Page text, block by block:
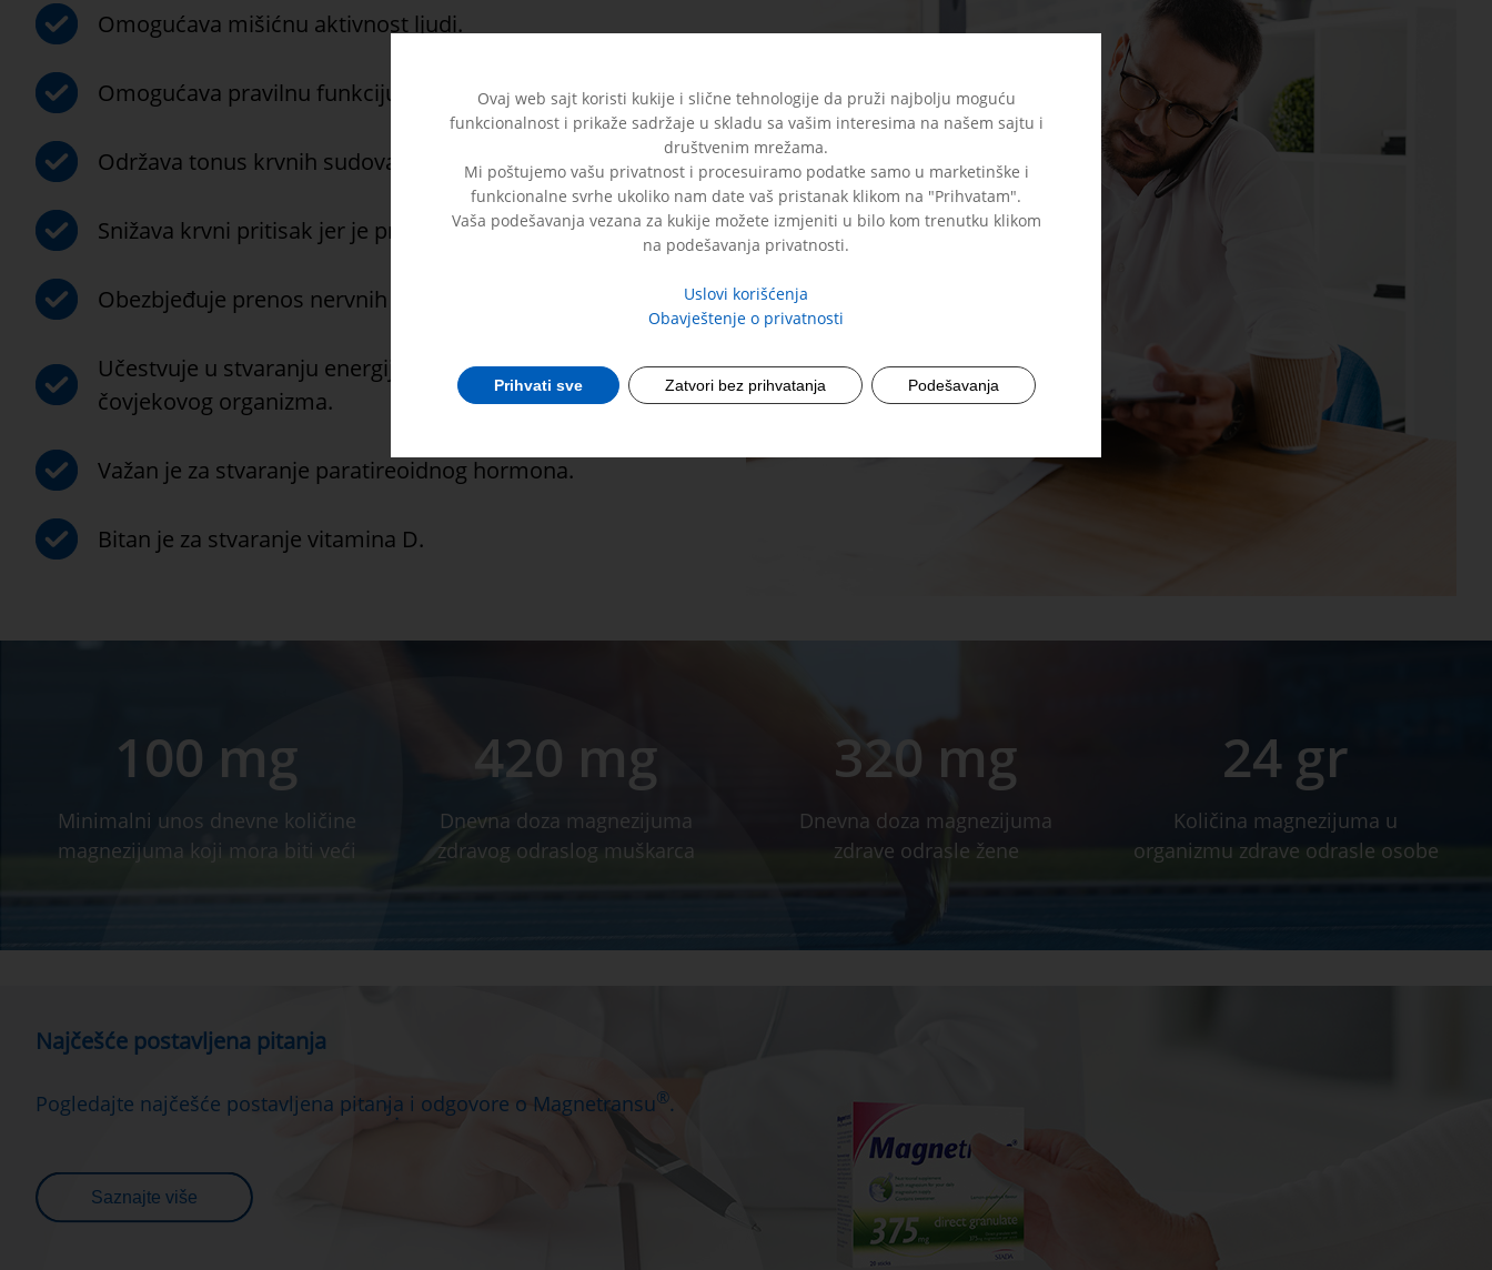
Omogućava mišićnu aktivnost ljudi.
Omogućava pravilnu funkciju srčanog mišića.
Održava tonus krvnih sudova.
Snižava krvni pritisak jer je prirodan blokator kalcijuma.
Obezbjeđuje prenos nervnih impulsa.
Učestvuje u stvaranju energije neophodne za funkciju
čovjekovog organizma.
Važan je za stvaranje paratireoidnog hormona.
Bitan je za stvaranje vitamina D.
100 mg
Minimalni unos dnevne količine
magnezijuma koji mora biti veći
420 mg
Dnevna doza magnezijuma
zdravog odraslog muškarca
320 mg
Dnevna doza magnezijuma
zdrave odrasle žene
24 gr
Količina magnezijuma u
organizmu zdrave odrasle osobe
Najčešće postavljena pitanja
Pogledajte najčešće postavljena pitanja i odgovore o Magnetransu®.
Ovaj web sajt koristi kukije i slične tehnologije da pruži najbolju moguću
funkcionalnost i prikaže sadržaje u skladu sa vašim interesima na našem sajtu i
društvenim mrežama.
Mi poštujemo vašu privatnost i procesuiramo podatke samo u marketinške i
funkcionalne svrhe ukoliko nam date vaš pristanak klikom na "Prihvatam".
Vaša podešavanja vezana za kukije možete izmjeniti u bilo kom trenutku klikom
na podešavanja privatnosti.
Uslovi korišćenja
Obavještenje o privatnosti
Prihvati sve Zatvori bez prihvatanja Podešavanja